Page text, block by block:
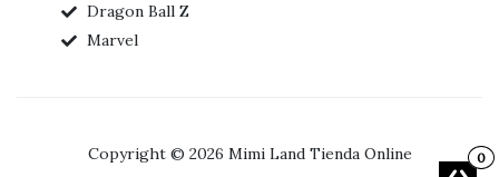
0
Dragon Ball Z
Marvel
Copyright © 2026 Mimi Land Tienda Online